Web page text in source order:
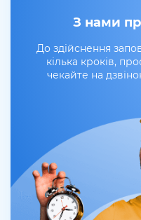
З нами
До здійснення
кілька кроків,
чекайте на